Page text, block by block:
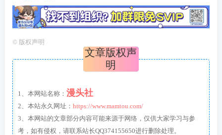
© 版权声明
文章版权声
明
1、本网站名称： 漫头社
2、本站永久网址： https://www.mamtou.com/
3、本网站的文章部分内容可能来源于网络，仅供大家学习与参
考，如有侵权，请联系站长QQ374155650进行删除处理。